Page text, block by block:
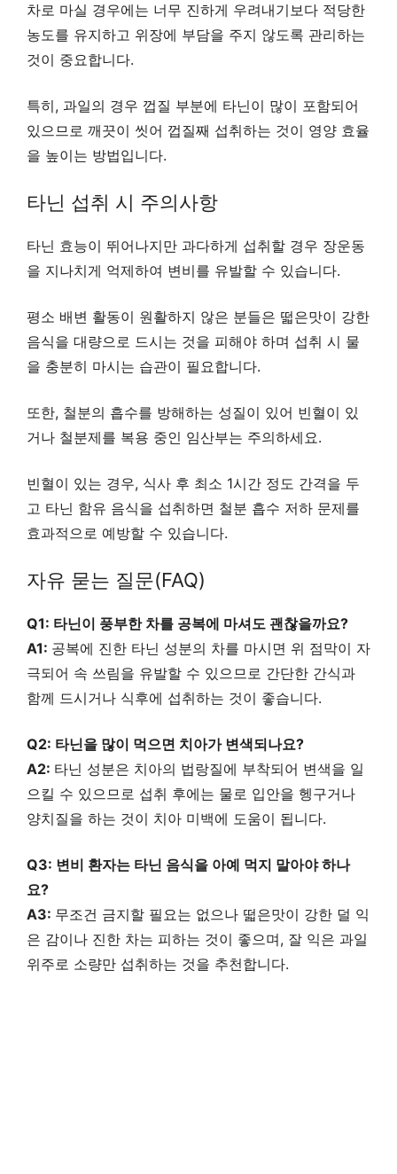
차로 마실 경우에는 너무 진하게 우려내기보다 적당한
농도를 유지하고 위장에 부담을 주지 않도록 관리하는
것이 중요합니다.
특히, 과일의 경우 껍질 부분에 타닌이 많이 포함되어
있으므로 깨끗이 씻어 껍질째 섭취하는 것이 영양 효율
을 높이는 방법입니다.
타닌 섭취 시 주의사항
타닌 효능이 뛰어나지만 과다하게 섭취할 경우 장운동
을 지나치게 억제하여 변비를 유발할 수 있습니다.
평소 배변 활동이 원활하지 않은 분들은 떫은맛이 강한
음식을 대량으로 드시는 것을 피해야 하며 섭취 시 물
을 충분히 마시는 습관이 필요합니다.
또한, 철분의 흡수를 방해하는 성질이 있어 빈혈이 있
거나 철분제를 복용 중인 임산부는 주의하세요.
빈혈이 있는 경우, 식사 후 최소 1시간 정도 간격을 두
고 타닌 함유 음식을 섭취하면 철분 흡수 저하 문제를
효과적으로 예방할 수 있습니다.
자유 묻는 질문(FAQ)
Q1: 타닌이 풍부한 차를 공복에 마셔도 괜찮을까요?
A1: 공복에 진한 타닌 성분의 차를 마시면 위 점막이 자
극되어 속 쓰림을 유발할 수 있으므로 간단한 간식과
함께 드시거나 식후에 섭취하는 것이 좋습니다.
Q2: 타닌을 많이 먹으면 치아가 변색되나요?
A2: 타닌 성분은 치아의 법랑질에 부착되어 변색을 일
으킬 수 있으므로 섭취 후에는 물로 입안을 헹구거나
양치질을 하는 것이 치아 미백에 도움이 됩니다.
Q3: 변비 환자는 타닌 음식을 아예 먹지 말아야 하나
요?
A3: 무조건 금지할 필요는 없으나 떫은맛이 강한 덜 익
은 감이나 진한 차는 피하는 것이 좋으며, 잘 익은 과일
위주로 소량만 섭취하는 것을 추천합니다.